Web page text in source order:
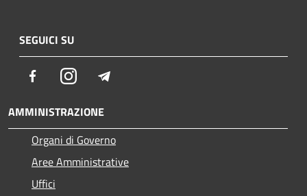
SEGUICI SU
FacebookInstagram
AMMINISTRAZIONE
Organi di Governo
Aree Amministrative
Uffici